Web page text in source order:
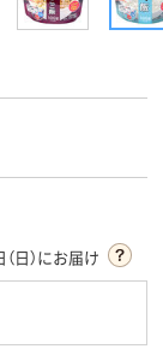
日）にお届け